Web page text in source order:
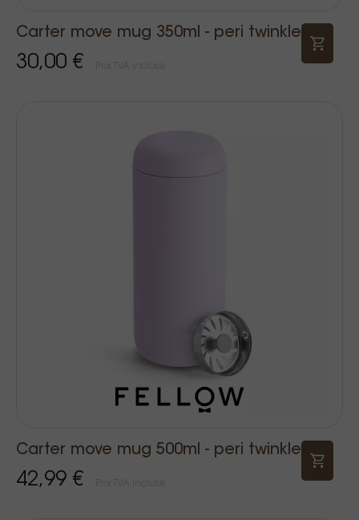
Carter move mug 350ml - peri twinkle
30,00 €
Carter move mug 500ml - peri twinkle
42,99 €